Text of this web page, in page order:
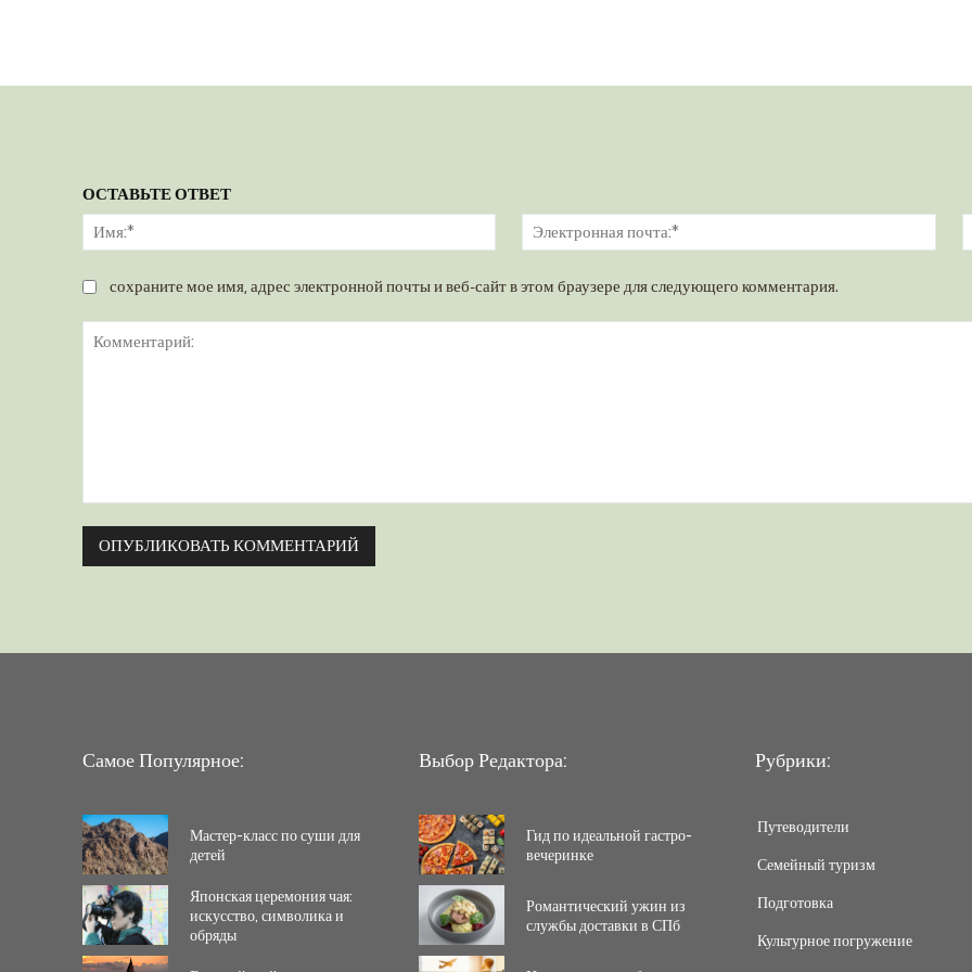
ОСТАВЬТЕ ОТВЕТ
Имя:*
сохраните мое имя, адрес электронной почты и веб-сайт в этом браузере для следующего комментария.
Самое Популярное:
Мастер-класс по суши для
детей
Японская церемония чая:
искусство, символика и
обряды
Выбор Редактора:
Гид по идеальной гастро-
вечеринке
Романтический ужин из
службы доставки в СПб
Рубрики:
Путеводители
Семейный туризм
Подготовка
Культурное погружение